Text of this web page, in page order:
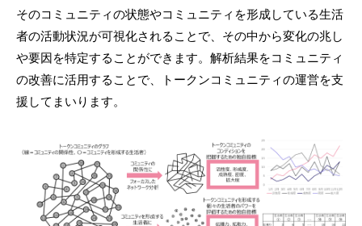
そのコミュニティの状態やコミュニティを形成している生活
者の活動状況が可視化されることで、その中から変化の兆し
や要因を特定することができます。解析結果をコミュニティ
の改善に活用することで、トークンコミュニティの運営を支
援してまいります。